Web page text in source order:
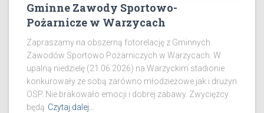
Gminne Zawody Sportowo-
Pożarnicze w Warzycach
Zapraszamy na obszerną fotorelację z Gminnych
Zawodów Sportowo Pożarniczych w Warzycach. W
upalną niedzielę (21.06.2026) na Warzyckim stadionie
konkurowały ze sobą zarówno młodzieżowe jak i drużyn
OSP. Nie brakowało emocji i dobrej zabawy. Zwycięzcy
będą Czytaj dalej…